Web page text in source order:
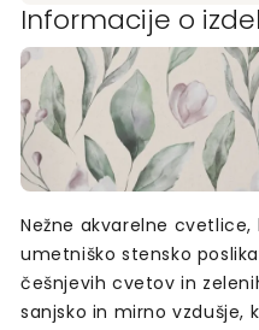
Informacije o
Nežne akvarelne
umetniško stensko
češnjevih cvetov in
sanjsko in mirno vzdušje,